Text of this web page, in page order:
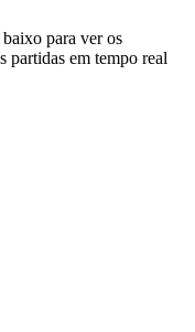
para ver os
partidas em tempo real